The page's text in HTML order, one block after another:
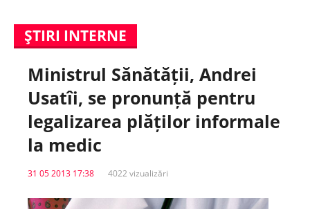
E-Sănătate Pacienți
E-Sănătate Medici
E-Sănătate Instituții
Tuberculoza Info
ŞTIRI INTERNE
Ministrul Sănătății, Andrei
Usatîi, se pronunță pentru
legalizarea plăților informale
la medic
31 05 2013 17:38 4022 vizualizări